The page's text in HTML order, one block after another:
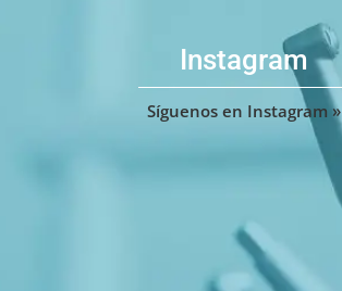
Instagram
Síguenos en Instagram »